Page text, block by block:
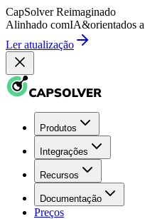
CapSolver Reimaginado
Alinhado comIA&orientados
Ler atualização
Produtos
Integrações
Recursos
Documentação
Preços